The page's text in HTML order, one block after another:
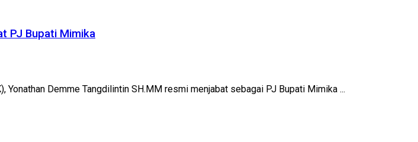
PJ Bupati Mimika
Demme Tangdilintin SH.MM resmi menjabat sebagai PJ Bupati Mimika ...